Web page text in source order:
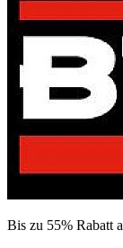
Bis zu 55% Rabatt